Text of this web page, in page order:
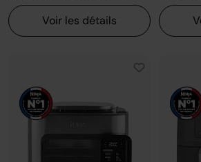
Voir les détails